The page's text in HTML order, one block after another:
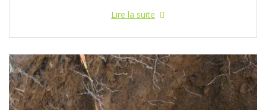
Lire la suite